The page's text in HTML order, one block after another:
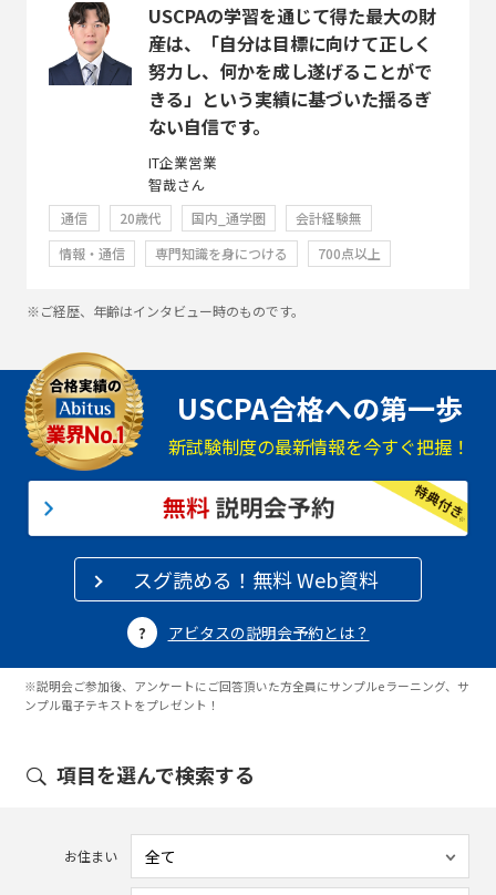
USCPAの学習を通じて得た最大の財
産は、「自分は目標に向けて正しく
努力し、何かを成し遂げることがで
きる」という実績に基づいた揺るぎ
ない自信です。
IT企業営業
智哉さん
通信 20歳代 国内_通学圏
会計経験無
情報・通信
専門知識を身につける 700点以上
※ご経歴、年齢はインタビュー時のものです。
USCPA合格への第一歩
新試験制度の最新情報を今すぐ把握！
スグ読める！無料 Web資料
アビタスの説明会予約とは？
※説明会ご参加後、アンケートにご回答頂いた方全員にサンプルeラーニング、サ
ンプル電子テキストをプレゼント！
項目を選んで検索する
お住まい